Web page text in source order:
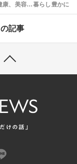
康、美容…暮らし豊かに
記事